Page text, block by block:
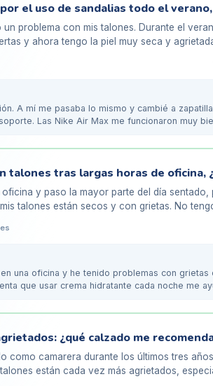
problema con mis talones. Durante el
y ahora tengo la piel muy seca y
A mí me pasaba lo mismo y cambié a
Las Nike Air Max me funcionaron muy
y paso la mayor parte del día sentado,
talones están secos y con grietas. No
una oficina y he tenido problemas con grietas
que usar crema hidratante cada noche me
¿qué calzado me
como camarera durante los últimos tres
están cada vez más agrietados,